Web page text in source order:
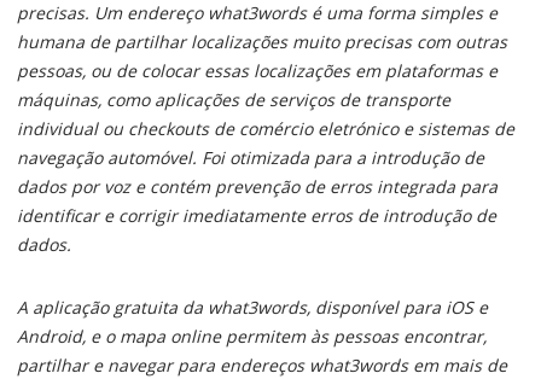
precisas. Um endereço what3words é uma forma simples e
humana de partilhar localizações muito precisas com outras
pessoas, ou de colocar essas localizações em plataformas e
máquinas, como aplicações de serviços de transporte
individual ou checkouts de comércio eletrónico e sistemas de
navegação automóvel. Foi otimizada para a introdução de
dados por voz e contém prevenção de erros integrada para
identificar e corrigir imediatamente erros de introdução de
dados.
A aplicação gratuita da what3words, disponível para iOS e
Android, e o mapa online permitem às pessoas encontrar,
partilhar e navegar para endereços what3words em mais de